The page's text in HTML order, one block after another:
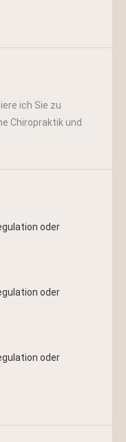
ich Sie zu
Chiropraktik und
oder
oder
oder